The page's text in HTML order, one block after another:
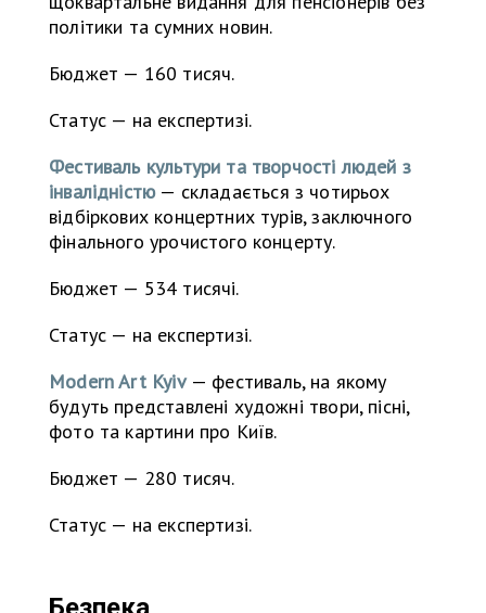
політики та сумних новин.
Бюджет — 160 тисяч.
Статус — на експертизі.
Фестиваль культури та творчості людей з
інвалідністю— складається з чотирьох
відбіркових концертних турів, заключного
фінального урочистого концерту.
Бюджет — 534 тисячі.
Статус — на експертизі.
Modern Art Kyiv— фестиваль, на якому
будуть представлені художні твори, пісні,
фото та картини про Київ.
Бюджет — 280 тисяч.
Статус — на експертизі.